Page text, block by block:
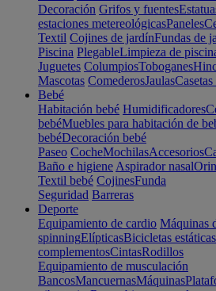
Decoración Grifos y fuentes
estaciones metereológicasPaneles
Textil Cojines de jardínFundas de
Piscina PlegableLimpieza de
Juguetes ColumpiosToboganes
Mascotas ComederosJaulas
Bebé
Habitación bebé Humidificadores
bebéMuebles para habitación de
bebéDecoración bebé
Paseo CocheMochilasAccesorios
Baño e higiene Aspirador nasal
Textil bebé CojinesFunda
Seguridad Barreras
Deporte
Equipamiento de cardio Máquinas
spinningElípticasBicicletas estáticas
complementosCintasRodillos
Equipamiento de musculación
BancosMancuernasMáquinas